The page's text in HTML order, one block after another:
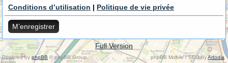
Conditions d’utilisation | Politique de vie privée
M’enregistrer
Full Version
Powered byphpBB © phpBB Group. phpBB Mobile / SEO byArtodia .